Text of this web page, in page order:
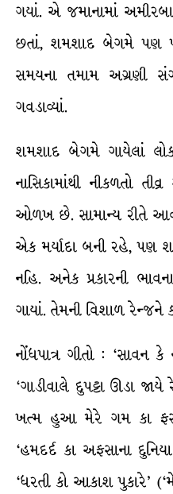
ગયાં. એ જમાનામાં
છતાં, શમશાદ બેગમે પણ
સમયના તમામ અગ્રણી
ગવડાવ્યાં.
શમશાદ બેગમે ગાયેલાં
નાસિકામાંથી નીકળતો
ઓળખ છે. સામાન્ય રીતે
એક મર્યાદા બની રહે, પણ
નહિ. અનેક પ્રકારની
ગાયાં. તેમની વિશાળ
નોંધપાત્ર ગીતો : ‘સાવન
‘ગાડીવાલે દુપટ્ટા ઊડા
ખત્મ હુઆ મેરે ગમ કા
‘હમદર્દ કા અફસાના
‘ધરતી કો આકાશ પુકારે’